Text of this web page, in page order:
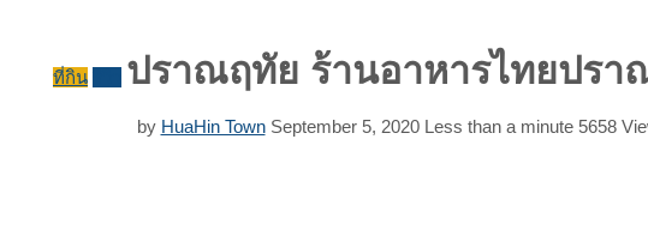
ที่กิน ปราณฤทัย ร้านอาหารไทยปรา
by HuaHin Town September 5, 2020 Less than a minute 5658